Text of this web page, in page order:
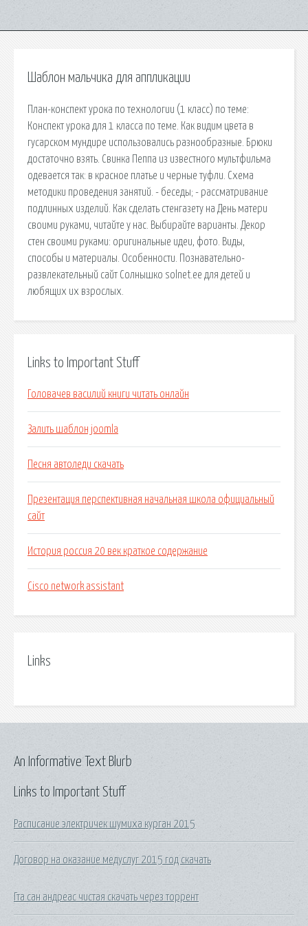
Шаблон мальчика для аппликации
План-конспект урока по технологии (1 класс) по теме:
Конспект урока для 1 класса по теме. Как видим цвета в
гусарском мундире использовались разнообразные. Брюки
достаточно взять. Свинка Пеппа из известного мультфильма
одевается так: в красное платье и черные туфли. Схема
методики проведения занятий. - беседы; - рассматривание
подлинных изделий. Как сделать стенгазету на День матери
своими руками, читайте у нас. Выбирайте варианты. Декор
стен своими руками: оригинальные идеи, фото. Виды,
способы и материалы. Особенности. Познавательно-
развлекательный сайт Солнышко solnet.ee для детей и
любящих их взрослых.
Links to Important Stuff
Головачев василий книги читать онлайн
Залить шаблон joomla
Песня автоледи скачать
Презентация перспективная начальная школа официальный
сайт
История россия 20 век краткое содержание
Cisco network assistant
Links
Links to Important Stuff
Расписание электричек шумиха курган 2015
Договор на оказание медуслуг 2015 год скачать
Гта сан андреас чистая скачать через торрент
An Informative Text Blurb